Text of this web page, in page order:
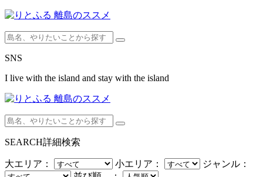
SNS
I live with the island and stay with the island
SEARCH詳細検索
大エリア： 小エリア：
ジャンル：